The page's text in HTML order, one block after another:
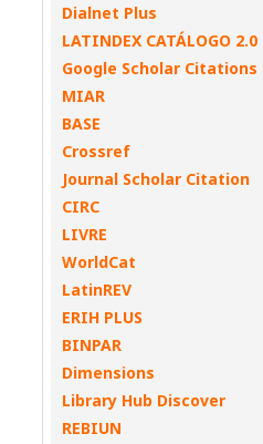
Dialnet Plus
LATINDEX CATÁLOGO 2.0
Google Scholar Citations
MIAR
BASE
Crossref
Journal Scholar Citation
CIRC
LIVRE
WorldCat
LatinREV
ERIH PLUS
BINPAR
Dimensions
Library Hub Discover
REBIUN